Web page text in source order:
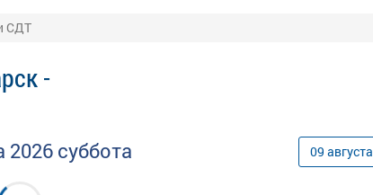
СДТ
-
2026 суббота 09 августа